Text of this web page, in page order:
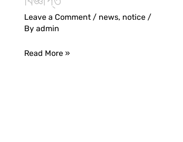
Leave a Comment / news, notice /
By admin
ও
মিডওয়াইফারি
কোর্সে
Read More »